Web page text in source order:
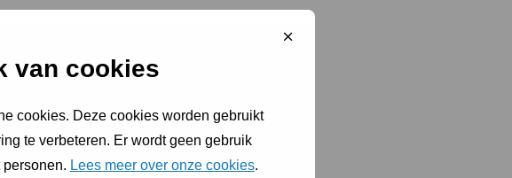
van cookies
cookies. Deze cookies worden gebruikt
te verbeteren. Er wordt geen gebruik
Lees meer over onze cookies.
Sluit
en fietsen).